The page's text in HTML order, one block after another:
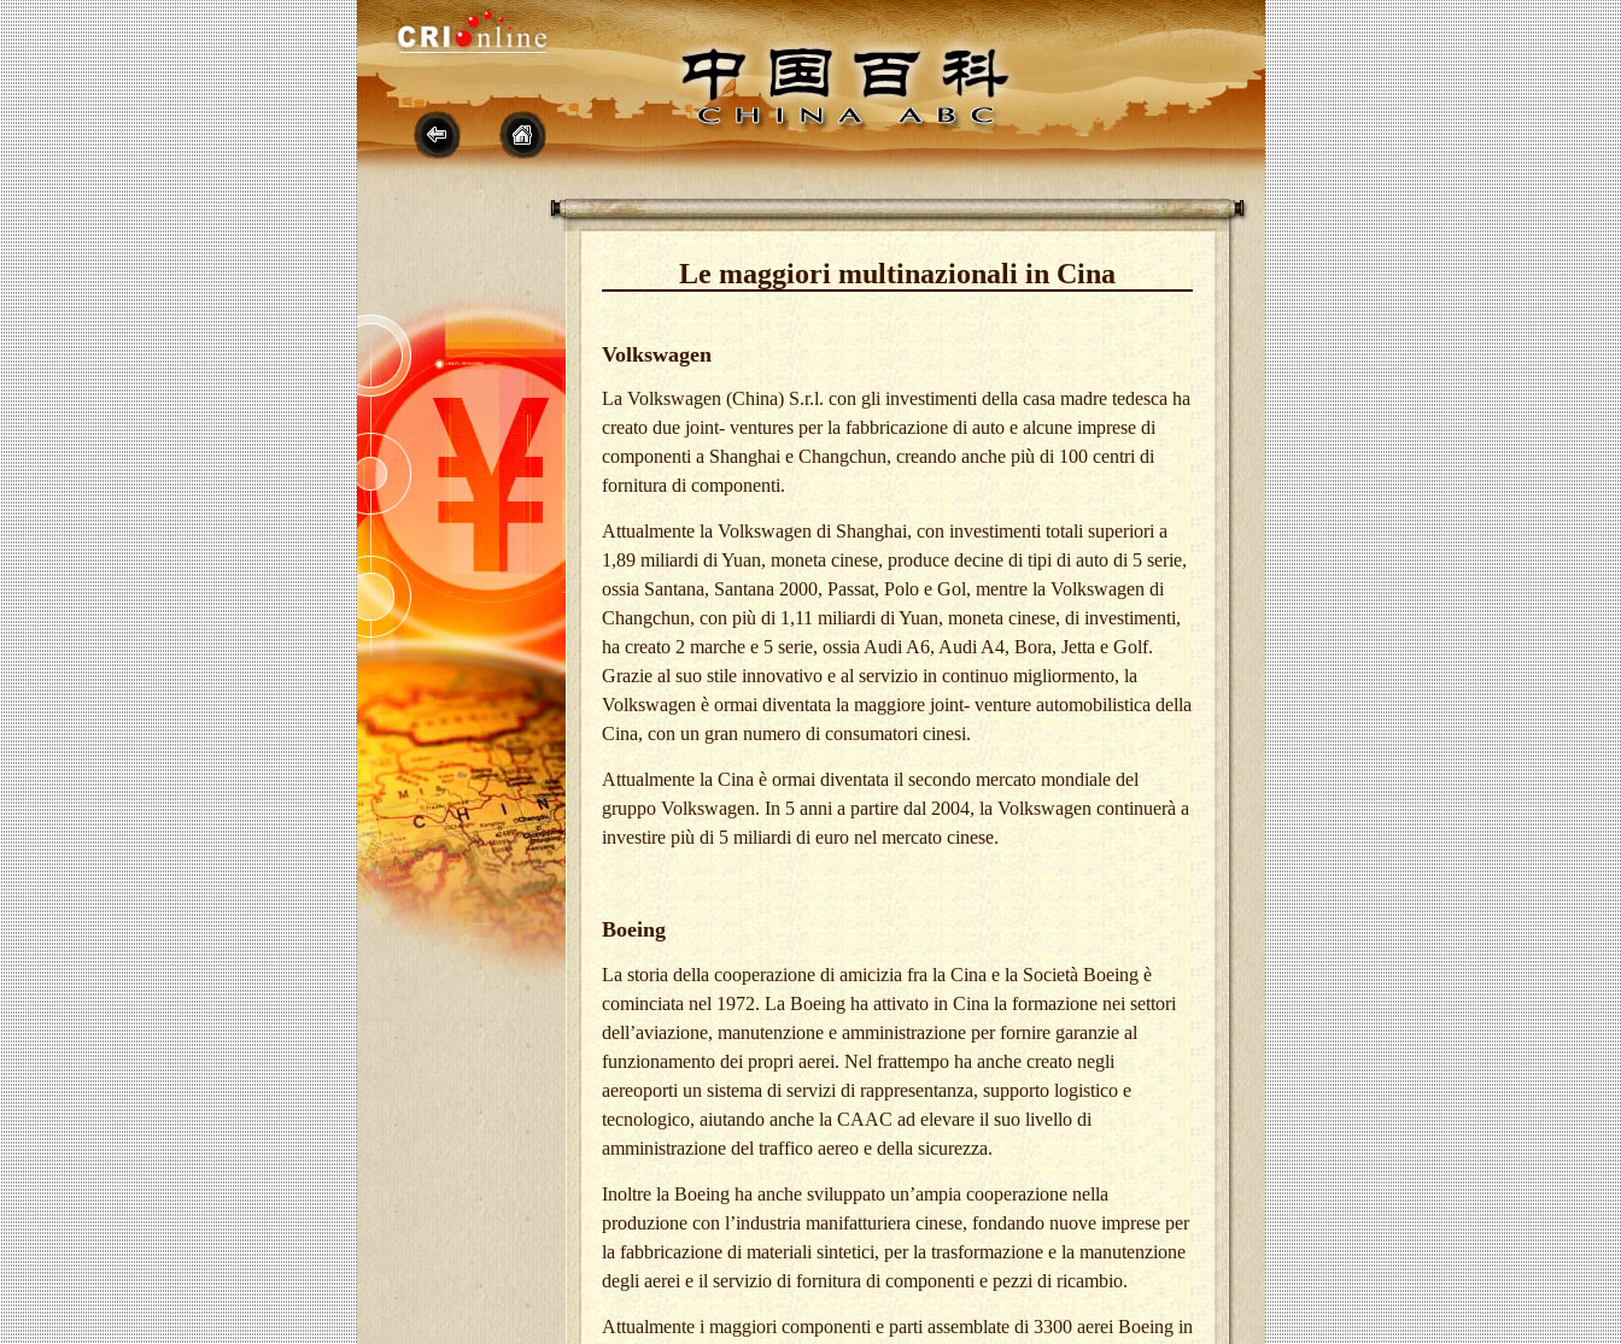
Le maggiori multinazionali in Cina
Volkswagen
La Volkswagen (China) S.r.l. con gli investimenti della casa madre tedesca ha
creato due joint- ventures per la fabbricazione di auto e alcune imprese di
componenti a Shanghai e Changchun, creando anche più di 100 centri di
fornitura di componenti.
Attualmente la Volkswagen di Shanghai, con investimenti totali superiori a
1,89 miliardi di Yuan, moneta cinese, produce decine di tipi di auto di 5 serie,
ossia Santana, Santana 2000, Passat, Polo e Gol, mentre la Volkswagen di
Changchun, con più di 1,11 miliardi di Yuan, moneta cinese, di investimenti,
ha creato 2 marche e 5 serie, ossia Audi A6, Audi A4, Bora, Jetta e Golf.
Grazie al suo stile innovativo e al servizio in continuo migliormento, la
Volkswagen è ormai diventata la maggiore joint- venture automobilistica della
Cina, con un gran numero di consumatori cinesi.
Attualmente la Cina è ormai diventata il secondo mercato mondiale del
gruppo Volkswagen. In 5 anni a partire dal 2004, la Volkswagen continuerà a
investire più di 5 miliardi di euro nel mercato cinese.
Boeing
La storia della cooperazione di amicizia fra la Cina e la Società Boeing è
cominciata nel 1972. La Boeing ha attivato in Cina la formazione nei settori
dell’aviazione, manutenzione e amministrazione per fornire garanzie al
funzionamento dei propri aerei. Nel frattempo ha anche creato negli
aereoporti un sistema di servizi di rappresentanza, supporto logistico e
tecnologico, aiutando anche la CAAC ad elevare il suo livello di
amministrazione del traffico aereo e della sicurezza.
Inoltre la Boeing ha anche sviluppato un’ampia cooperazione nella
produzione con l’industria manifatturiera cinese, fondando nuove imprese per
la fabbricazione di materiali sintetici, per la trasformazione e la manutenzione
degli aerei e il servizio di fornitura di componenti e pezzi di ricambio.
Attualmente i maggiori componenti e parti assemblate di 3300 aerei Boeing in